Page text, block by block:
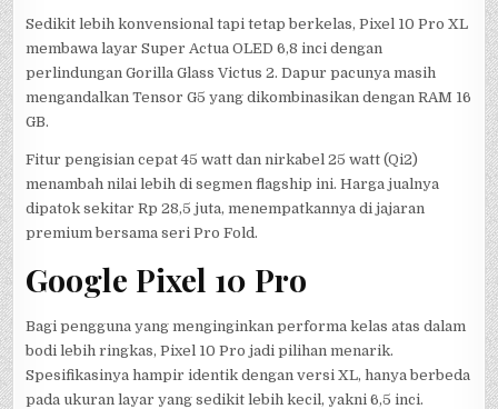
Sedikit lebih konvensional tapi tetap berkelas, Pixel 10 Pro XL
membawa layar Super Actua OLED 6,8 inci dengan
perlindungan Gorilla Glass Victus 2. Dapur pacunya masih
mengandalkan Tensor G5 yang dikombinasikan dengan RAM 16
GB.
Fitur pengisian cepat 45 watt dan nirkabel 25 watt (Qi2)
menambah nilai lebih di segmen flagship ini. Harga jualnya
dipatok sekitar Rp 28,5 juta, menempatkannya di jajaran
premium bersama seri Pro Fold.
Google Pixel 10 Pro
Bagi pengguna yang menginginkan performa kelas atas dalam
bodi lebih ringkas, Pixel 10 Pro jadi pilihan menarik.
Spesifikasinya hampir identik dengan versi XL, hanya berbeda
pada ukuran layar yang sedikit lebih kecil, yakni 6,5 inci.